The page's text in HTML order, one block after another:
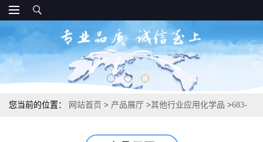
您当前的位置： 网站首页 > 产品展厅 >其他行业应用化学品 >683-